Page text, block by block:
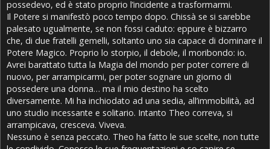
possedevo, ed è stato proprio l’incidente a trasformarmi.
Il Potere si manifestò poco tempo dopo. Chissà se si sarebbe
palesato ugualmente, se non fossi caduto: eppure è bizzarro
che, di due fratelli gemelli, soltanto uno sia capace di dominare il
Potere Magico. Proprio lo storpio, il debole, il moribondo: io.
Avrei barattato tutta la Magia del mondo per poter correre di
nuovo, per arrampicarmi, per poter sognare un giorno di
possedere una donna… ma il mio destino ha scelto
diversamente. Mi ha inchiodato ad una sedia, all’immobilità, ad
uno studio incessante e solitario. Intanto Theo correva, si
arrampicava, cresceva. Viveva.
Nessuno è senza peccato. Theo ha fatto le sue scelte, non tutte